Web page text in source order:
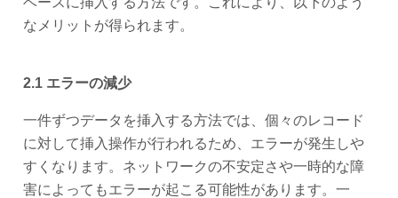
なメリットが得られます。
2.1 エラーの減少
一件ずつデータを挿入する方法では、個々のレコード
に対して挿入操作が行われるため、エラーが発生しや
すくなります。ネットワークの不安定さや一時的な障
害によってもエラーが起こる可能性があります。一